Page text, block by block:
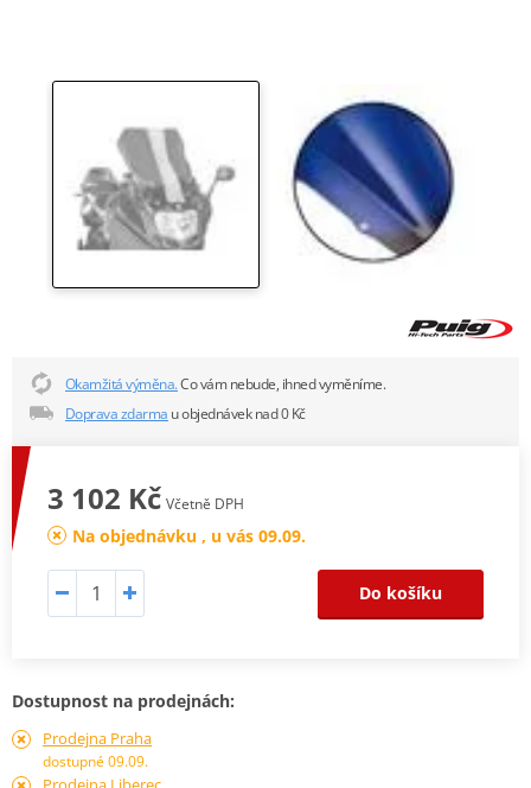
Okamžitá výměna.Co vám nebude, ihned vyměníme.
Doprava zdarma u objednávek nad 0 Kč
3 102 Kč Včetně DPH
Na objednávku , u vás 09.09.
Do košíku
Dostupnost na prodejnách:
Prodejna Praha
dostupné 09.09.